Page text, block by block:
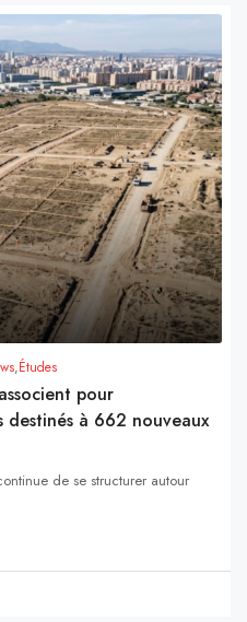
,Études
pour
destinés à 662 nouveaux
de se structurer autour